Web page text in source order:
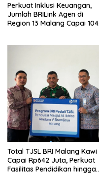
Perkuat Inklusi Keuangan,
Jumlah BRILink Agen di
Region 13 Malang Capai 104
Total TJSL BRI Malang Kawi
Capai Rp642 Juta, Perkuat
Fasilitas Pendidikan hingga